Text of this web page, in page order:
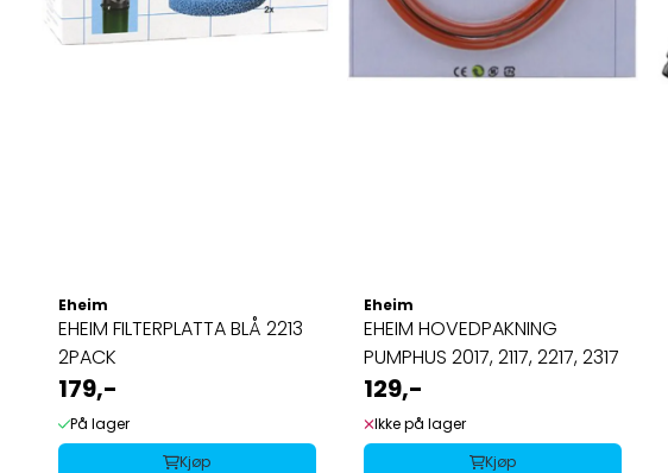
Eheim
EHEIM FILTERPLATTA BLÅ 2213
2PACK
179,-
På lager
Kjøp
Eheim
EHEIM HOVEDPAKNING
PUMPHUS 2017, 2117, 2217, 2317
129,-
Ikke på lager
Kjøp